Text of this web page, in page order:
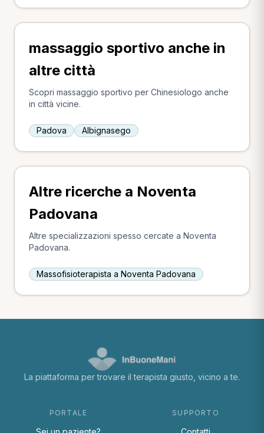
massaggio sportivo anche in
altre città
Scopri massaggio sportivo per Chinesiologo anche
in città vicine.
Padova Albignasego
Altre ricerche a Noventa
Padovana
Altre specializzazioni spesso cercate a Noventa
Padovana.
Massofisioterapista a Noventa Padovana
La piattaforma per trovare il terapista giusto, vicino a te.
PORTALE SUPPORTO